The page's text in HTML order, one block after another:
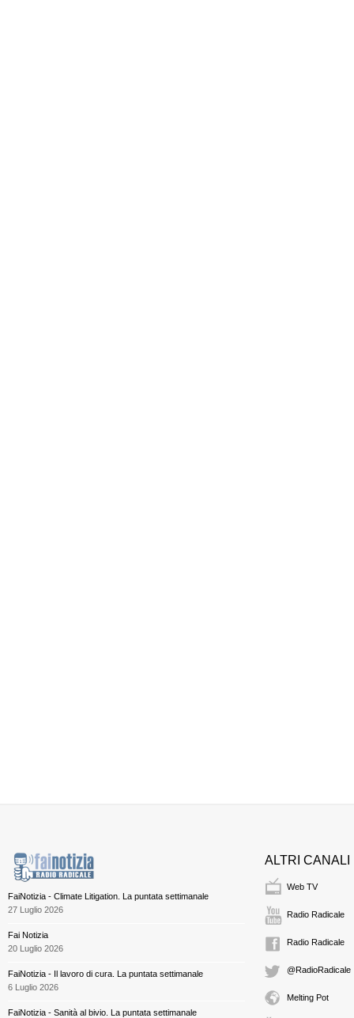
FaiNotizia - Climate Litigation. La puntata settimanale
27 Luglio 2026
Fai Notizia
20 Luglio 2026
FaiNotizia - Il lavoro di cura. La puntata settimanale
6 Luglio 2026
FaiNotizia - Sanità al bivio. La puntata settimanale
ALTRI CANALI
Web TV
Radio Radicale
Radio Radicale
@RadioRadicale
Melting Pot